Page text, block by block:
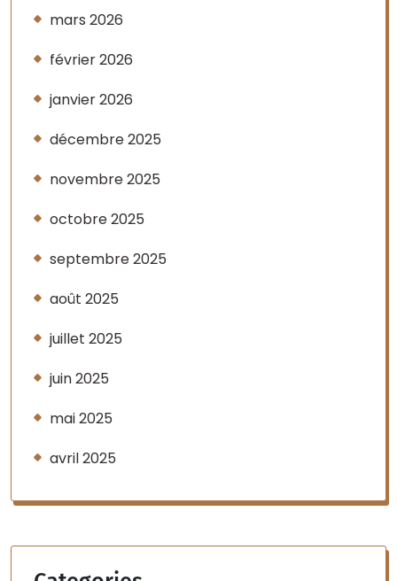
mars 2026
février 2026
janvier 2026
décembre 2025
novembre 2025
octobre 2025
septembre 2025
août 2025
juillet 2025
juin 2025
mai 2025
avril 2025